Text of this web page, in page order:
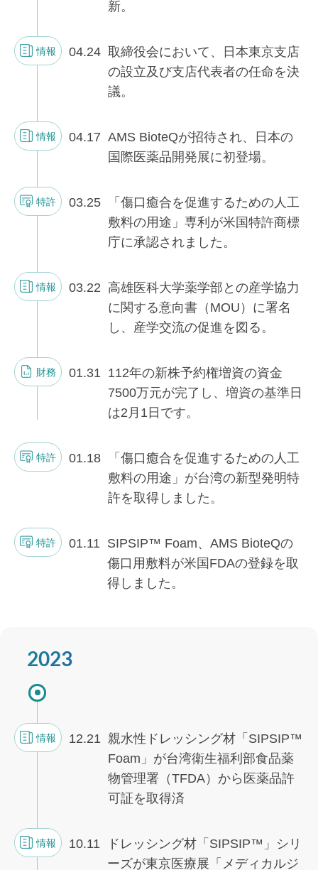
新。
情報 04.24 取締役会において、日本東京支店
の設立及び支店代表者の任命を決
議。
情報 04.17 AMS BioteQが招待され、日本の
国際医薬品開発展に初登場。
特許 03.25
「傷口癒合を促進するための人工
敷料の用途」専利が米国特許商標
庁に承認されました。
情報 03.22 高雄医科大学薬学部との産学協力
に関する意向書（MOU）に署名
し、産学交流の促進を図る。
財務 01.31 112年の新株予約権増資の資金
7500万元が完了し、増資の基準日
は2月1日です。
特許 01.18
「傷口癒合を促進するための人工
敷料の用途」が台湾の新型発明特
許を取得しました。
特許 01.11 SIPSIP™ Foam、AMS BioteQの
傷口用敷料が米国FDAの登録を取
得しました。
2023
情報 12.21 親水性ドレッシング材「SIPSIP™
Foam」が台湾衛生福利部食品薬
物管理署（TFDA）から医薬品許
可証を取得済
情報 10.11
ドレッシング材「SIPSIP™」シリ
ーズが東京医療展「メディカルジ